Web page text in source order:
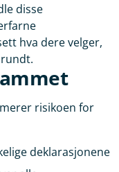
disse
hva dere velger,
risikoen for
deklarasjonene